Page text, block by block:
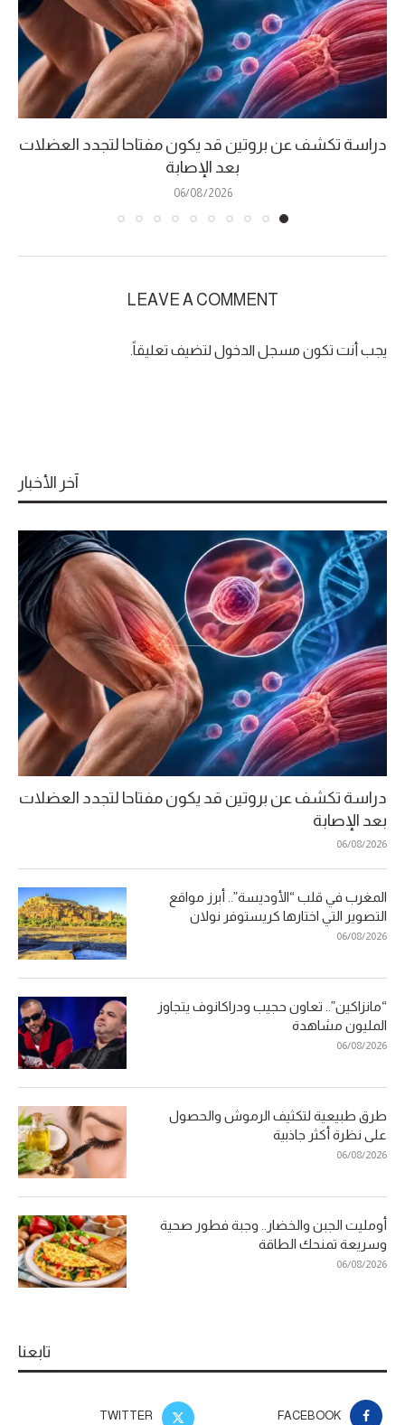
دراسة تكشف عن بروتين قد يكون مفتاحا لتجدد العضلات
بعد الإصابة
06/08/2026
LEAVE A COMMENT
يجب أنت تكون مسجل الدخول لتضيف تعليقاً.
آخر الأخبار
دراسة تكشف عن بروتين قد يكون مفتاحا لتجدد العضلات
بعد الإصابة
06/08/2026
المغرب في قلب “الأوديسة”.. أبرز مواقع
التصوير التي اختارها كريستوفر نولان
06/08/2026
“مانزاكين”.. تعاون حجيب ودراكانوف يتجاوز
المليون مشاهدة
06/08/2026
طرق طبيعية لتكثيف الرموش والحصول
على نظرة أكثر جاذبية
06/08/2026
أومليت الجبن والخضار.. وجبة فطور صحية
وسريعة تمنحك الطاقة
06/08/2026
تابعنا
FACEBOOK
TWITTER